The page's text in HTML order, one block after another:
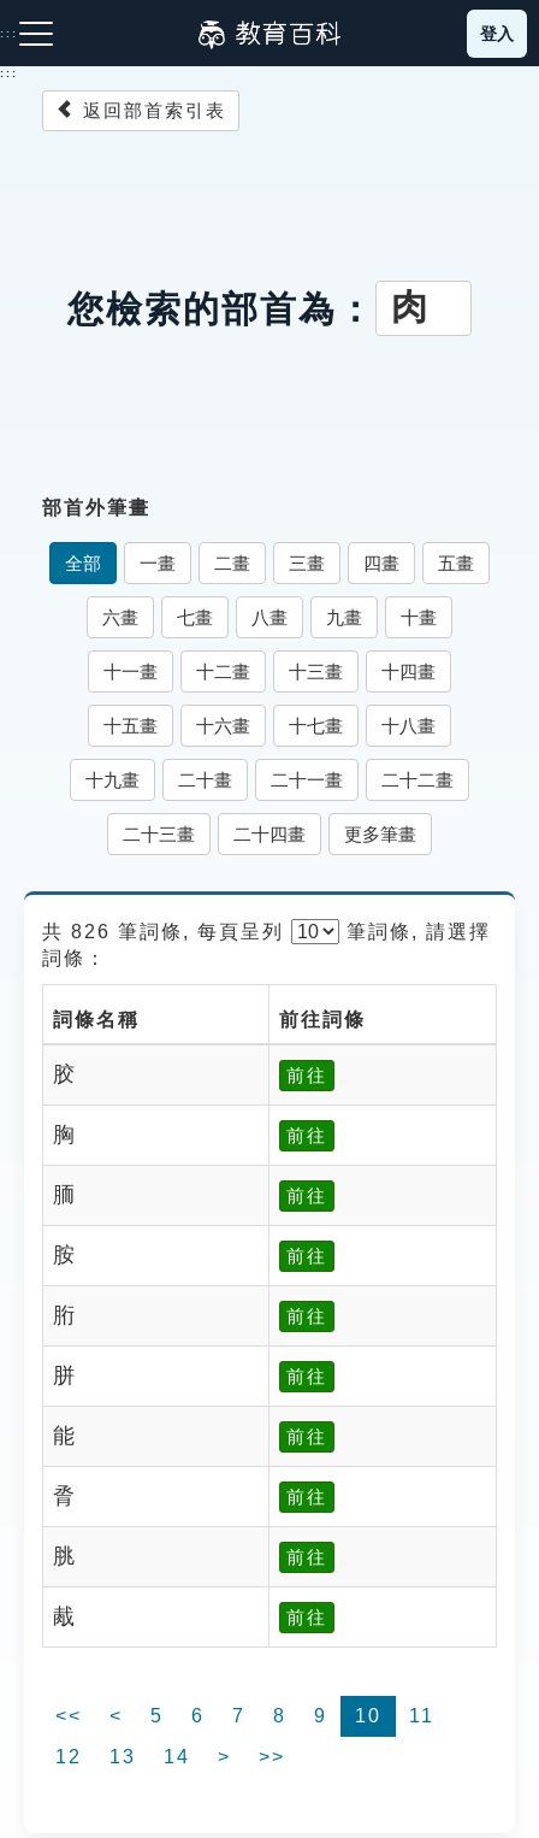
到
主
:::
成語故事
索引選單
知識索引
單字索引
生命大百科索引
遊戲專區
貓頭鷹博士
登入
:::
返回部首索引表
您檢索的部首為： 肉
部首外筆畫
全部 一畫 二畫 三畫 四畫 五畫
六畫 七畫 八畫 九畫 十畫
十一畫 十二畫 十三畫 十四畫
十五畫 十六畫 十七畫 十八畫
十九畫 二十畫 二十一畫 二十二畫
二十三畫 二十四畫 更多筆畫
共 826 筆詞條, 每頁呈列 筆詞條, 請選擇
詞條：
詞條名稱 前往詞條
胶 前往
胸 前往
胹 前往
胺 前往
胻 前往
胼 前往
能 前往
脀 前往
脁 前往
胾 前往
<< < 5 6 7 8 9 10
11
12
13 14 > >>